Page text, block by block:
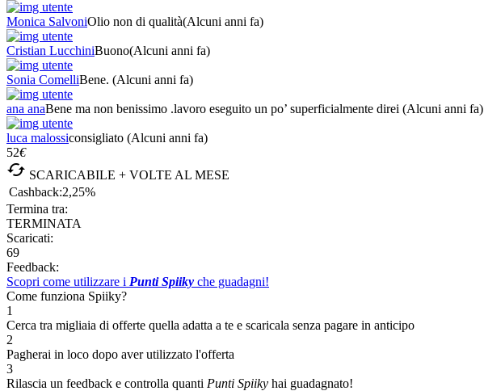
Monica SalvoniOlio non di qualità(Alcuni anni fa)
Cristian LucchiniBuono(Alcuni anni fa)
Sonia ComelliBene. (Alcuni anni fa)
ana anaBene ma non benissimo .lavoro eseguito un po’ superficialmente direi (Alcuni anni fa)
luca malossiconsigliato (Alcuni anni fa)
52€
 SCARICABILE + VOLTE AL MESE
Cashback:2,25%
Termina tra:
TERMINATA
Scaricati:
69
Feedback:
Scopri come utilizzare i Punti Spiiky che guadagni!
Come funziona Spiiky?
1
Cerca tra migliaia di offerte quella adatta a te e scaricala senza pagare in anticipo
2
Pagherai in loco dopo aver utilizzato l'offerta
3
Rilascia un feedback e controlla quanti Punti Spiiky hai guadagnato!